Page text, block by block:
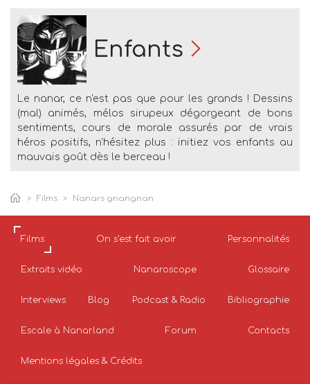
Enfants
Le nanar, ce n'est pas que pour les grands ! Dessins
(mal) animés, mélos sirupeux dégorgeant de bons
sentiments, cours de morale assurés par de vrais
héros positifs, n'hésitez plus : initiez vos enfants au
mauvais goût dès le berceau !
Films Nanars gnangnan
Films On s'est fait avoir Personnalités
Extraits vidéo Nanaroscope Glossaire
Interviews Blog Podcast & Radio Bibliographie
Escale à Nanarland Forum Contacts
Mentions légales & Crédits